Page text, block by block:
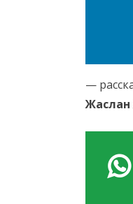
—
Жаслан